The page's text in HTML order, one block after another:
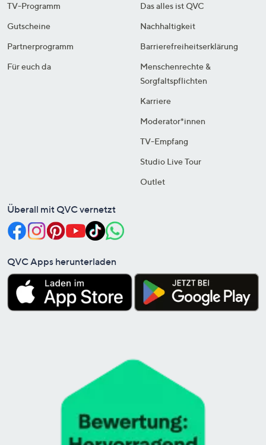
TV-Programm
Gutscheine
Partnerprogramm
Für euch da
Das alles ist QVC
Nachhaltigkeit
Barrierefreiheitserklärung
Menschenrechte &
Sorgfaltspflichten
Karriere
Moderator*innen
TV-Empfang
Studio Live Tour
Outlet
Überall mit QVC vernetzt
QVC Apps herunterladen